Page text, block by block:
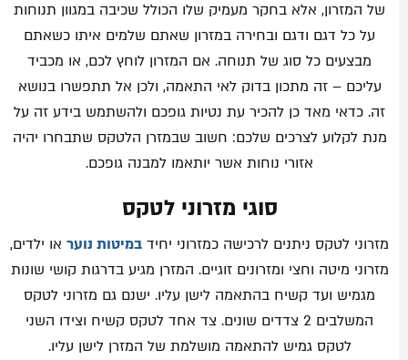
של המזרון, אלא בחקר מעמיק שלו הכולל שכיבה במגוון תנוחות
על כל דגם ודגם ובחירה במזרון שאתם שלמים איתו כשאתם
מבצעים כל סוג של תנוחה. אם המזרון לוחץ לכם, או מכביד
עליכם – זה מתכון בדוק לאי התאמה, ולכן אל תתפשרו בנושא
זה. כדאי מאד כן להכיר עת נטיות גופכם ולהשתמש בידע זה על
מנת לקלוע לצרכים שלכם: חשוב שבמזרן הלטקס שתבחרו יהיה
אזורי נוחות אשר יותאמו למבנה גופכם.
סוגי מזרוני לטקס
מזרוני לטקס ניתנים לרכישה כמזרוני יחיד במיטות נוער או ילדים,
מזרוני מיטה וחצי ומזרונים זוגיים. המזרן מגיע בדרגות קושי שונות
מגמיש ועד קשיח בהתאמה לישן עליו. ישנם גם מזרוני לטקס
המשלבים 2 צדדים שונים. צד אחד לטקס קשיח וצידו השני
לטקס גמיש להתאמה מושלמת של המזרן לישן עליו.